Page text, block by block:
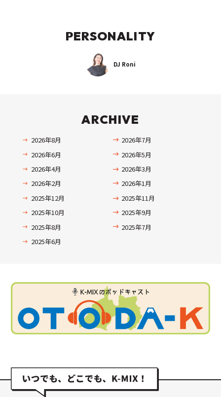
PERSONALITY
DJ Roni
ARCHIVE
2026年8月
2026年7月
2026年6月
2026年5月
2026年4月
2026年3月
2026年2月
2026年1月
2025年12月
2025年11月
2025年10月
2025年9月
2025年8月
2025年7月
2025年6月